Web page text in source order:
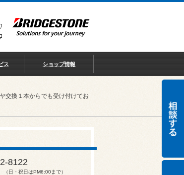
ス ショップ情報
交換１本からでも受け付けてお
8122
日・祝日はPM6:00まで）